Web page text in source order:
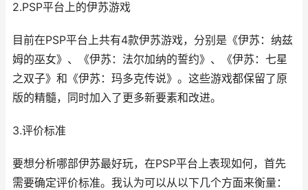
2.PSP平台上的伊苏游戏
目前在PSP平台上共有4款伊苏游戏，分别是《伊苏：纳兹
姆的巫女》、《伊苏：法尔加纳的誓约》、《伊苏：七星
之双子》和《伊苏：玛多克传说》。这些游戏都保留了原
版的精髓，同时加入了更多新要素和改进。
3.评价标准
要想分析哪部伊苏最好玩，在PSP平台上表现如何，首先
需要确定评价标准。我认为可以从以下几个方面来衡量：